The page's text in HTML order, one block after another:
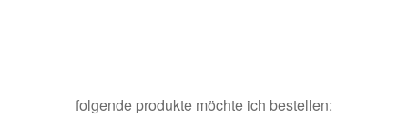
folgende produkte möchte ich bestellen: